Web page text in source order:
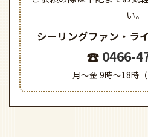
い。
シーリングファン・ラ
0466-
月～金 9時～18時（